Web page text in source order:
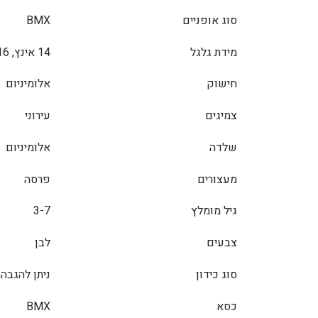
סוג אופניים
BMX
מידת גלגל
14 אינץ, 16 אינץ, 18 אינץ
חישוק
אלומיניום
צמיגים
עירוני
שלדה
אלומיניום
מעצורים
פרסה
גיל מומלץ
3-7
צבעים
לבן
סוג כידון
ניתן
כסא
BMX